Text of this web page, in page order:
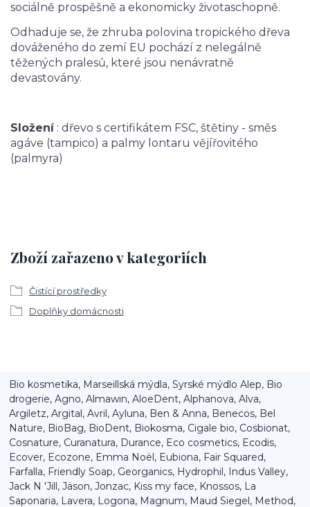
sociálně prospěšně a ekonomicky životaschopně.
Odhaduje se, že zhruba polovina tropického dřeva
dováženého do zemí EU pochází z nelegálně
těžených pralesů, které jsou nenávratně
devastovány.
Složení: dřevo s certifikátem FSC, štětiny - směs
agáve (tampico) a palmy lontaru vějířovitého
(palmyra)
Zboží zařazeno v kategoriích
Čistící prostředky
Doplňky domácnosti
Bio kosmetika, Marseillská mýdla, Syrské mýdlo Alep, Bio
drogerie, Agno, Almawin, AloeDent, Alphanova, Alva,
Argiletz, Argital, Avril, Ayluna, Ben & Anna, Benecos, Bel
Nature, BioBag, BioDent, Biokosma, Cigale bio, Cosbionat,
Cosnature, Curanatura, Durance, Eco cosmetics, Ecodis,
Ecover, Ecozone, Emma Noël, Eubiona, Fair Squared,
Farfalla, Friendly Soap, Georganics, Hydrophil, Indus Valley,
Jack N 'Jill, Jäson, Jonzac, Kiss my face, Knossos, La
Saponaria, Lavera, Logona, Magnum, Maud Siegel, Method,